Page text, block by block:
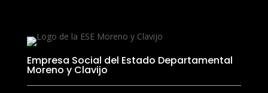
Empresa Social del Estado Departamental
Moreno y Clavijo